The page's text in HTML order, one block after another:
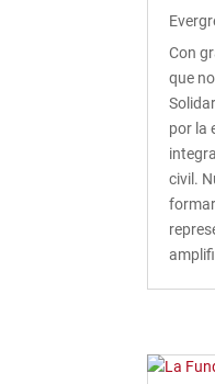
Con
que
por la
civil.